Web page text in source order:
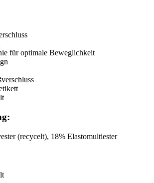
für optimale Beweglichkeit
(recycelt), 18% Elastomultiester